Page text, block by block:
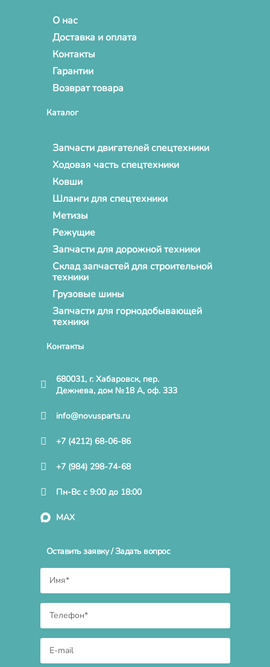
О нас
Доставка и оплата
Контакты
Гарантии
Возврат товара
Каталог
Запчасти двигателей спецтехники
Ходовая часть спецтехники
Ковши
Шланги для спецтехники
Метизы
Режущие
Запчасти для дорожной техники
Склад запчастей для строительной
техники
Грузовые шины
Запчасти для горнодобывающей
техники
Контакты
680031, г. Хабаровск, пер.
Дежнева, дом №18 А, оф. 333
info@novusparts.ru
+7 (4212) 68-06-86
+7 (984) 298-74-68
Пн-Вс с 9:00 до 18:00
MAX
Оставить заявку / Задать вопрос